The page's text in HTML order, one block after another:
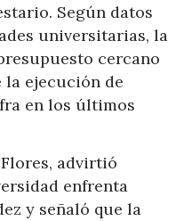
Según datos
universitarias, la
cercano
la ejecución de
en los últimos
advirtió
enfrenta
y señaló que la